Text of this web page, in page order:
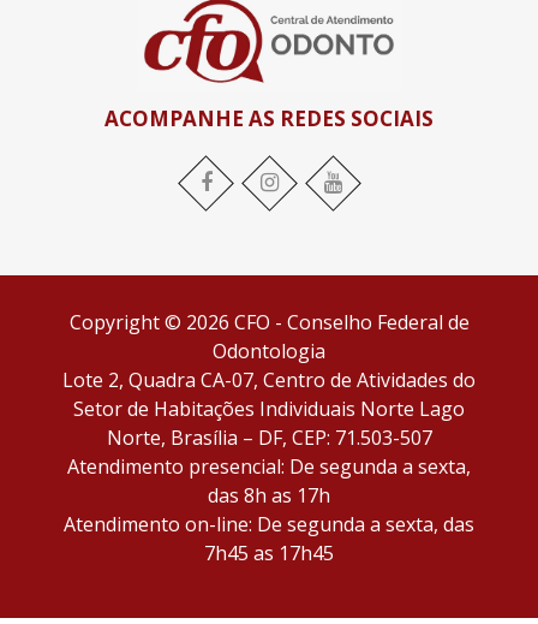
ACOMPANHE AS REDES SOCIAIS
Facebook Instagram YouTube
Copyright © 2026 CFO - Conselho Federal de
Odontologia
Lote 2, Quadra CA-07, Centro de Atividades do
Setor de Habitações Individuais Norte Lago
Norte, Brasília – DF, CEP: 71.503-507
Atendimento presencial: De segunda a sexta,
das 8h as 17h
Atendimento on-line: De segunda a sexta, das
7h45 as 17h45